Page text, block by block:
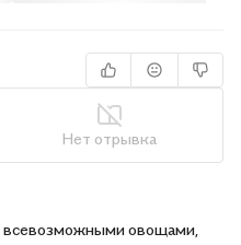
Нет отрывка
всевозможными овощами,